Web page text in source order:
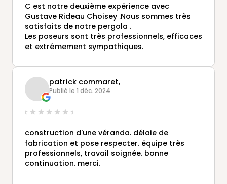
C est notre deuxième expérience avec
Gustave Rideau Choisey .Nous sommes très
satisfaits de notre pergola .
Les poseurs sont très professionnels, efficaces
et extrêmement sympathiques.
patrick commaret,
Publié le 1 déc. 2024
construction d'une véranda. délaie de
fabrication et pose respecter. équipe très
professionnels, travail soignée. bonne
continuation. merci.